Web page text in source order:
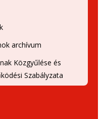
archívum
Közgyűlése és
Szabályzata